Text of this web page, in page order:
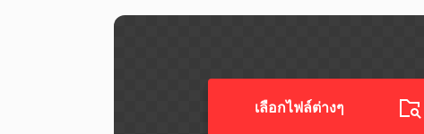
เลือกไฟล์ต่างๆ​